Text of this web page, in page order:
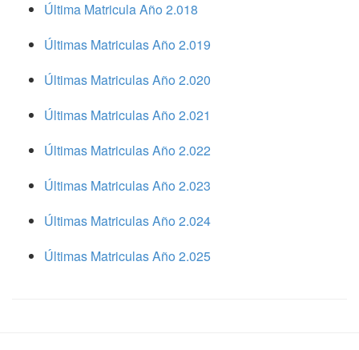
Última Matricula Año 2.018
Últimas Matriculas Año 2.019
Últimas Matriculas Año 2.020
Últimas Matriculas Año 2.021
Últimas Matriculas Año 2.022
Últimas Matriculas Año 2.023
Últimas Matriculas Año 2.024
Últimas Matriculas Año 2.025